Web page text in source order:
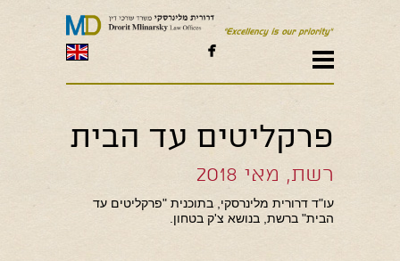

פרקליטים עד הבית
רשת, מאי 2018
עו"ד דרורית מלינרסקי, בתוכנית "פרקליטים עד
הבית" ברשת, בנושא צ'ק בטחון.